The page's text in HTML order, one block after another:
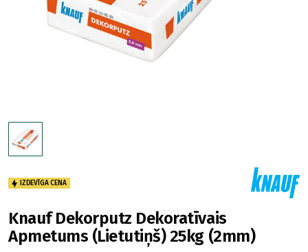
IZDEVĪGA CENA
Knauf Dekorputz Dekoratīvais
Apmetums (Lietutiņš) 25kg (2mm)